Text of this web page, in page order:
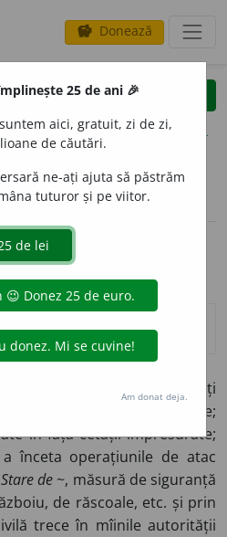
savings Donează
clear
opțiuni
volume_up (36)
1 Împresurarea unei cetăți
o bate, spre a o cuprinde;
în fața cetății împresurate;
a înceta operațiunile de atac
Stare de ~, măsură de siguranță
de răscoale, etc. și prin
trece în mîinile autorității
25 de ani 🎉
aici, gratuit, zi de zi,
de căutări.
ne-ați ajuta să păstrăm
tuturor și pe viitor.
Am donat deja.